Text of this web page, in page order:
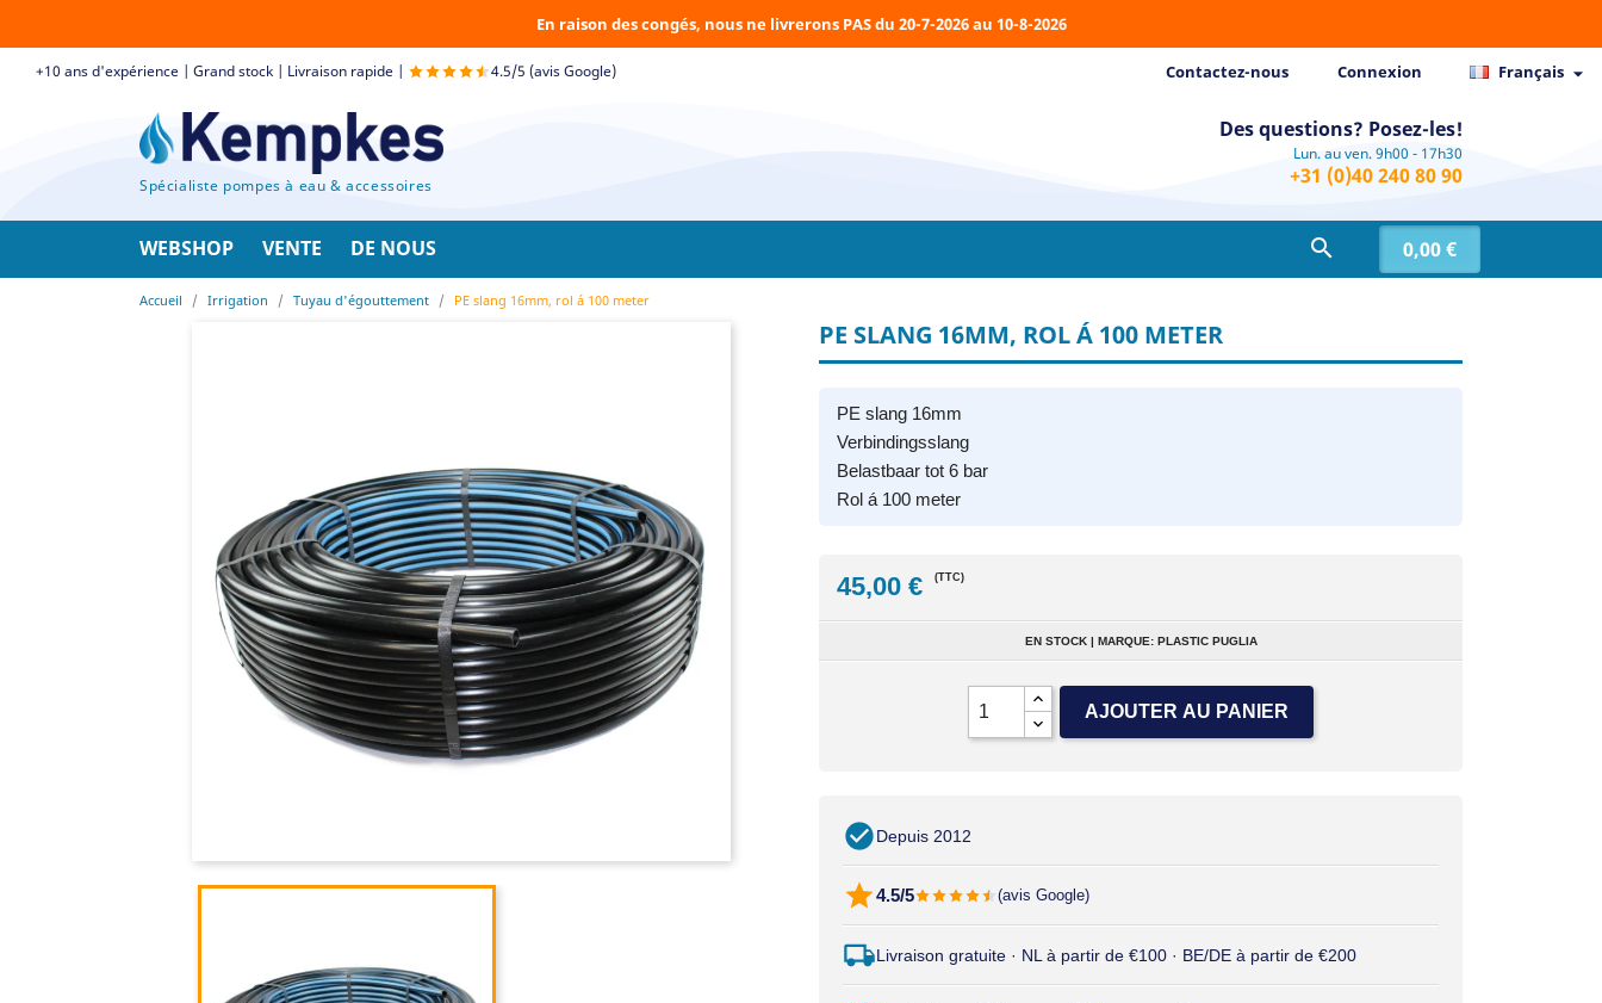
En raison des congés, nous ne livrerons PAS du 20-7-2026 au 10-8-2026
+10 ans d'expérience | Grand stock | Livraison rapide | 4.5/5 (avis Google) Contactez-nous Connexion Français 
Spécialiste pompes à eau & accessoires
Des questions? Posez-les!
Lun. au ven. 9h00 - 17h30
+31 (0)40 240 80 90
0,00 €

WEBSHOP VENTE DE NOUS
Accueil Irrigation Tuyau d'égouttement PE slang 16mm, rol á 100 meter
PE SLANG 16MM, ROL Á 100 METER
PE slang 16mm
Verbindingsslang
Belastbaar tot 6 bar
Rol á 100 meter
45,00 € (TTC)
EN STOCK | MARQUE: PLASTIC PUGLIA
AJOUTER AU PANIER
Depuis 2012
4.5/5 (avis Google)
Livraison gratuite · NL à partir de €100 · BE/DE à partir de €200